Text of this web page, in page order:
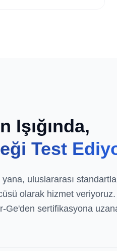
Işığında,
Test
uluslararası
olarak hizmet
Ge'den sertifikasyona